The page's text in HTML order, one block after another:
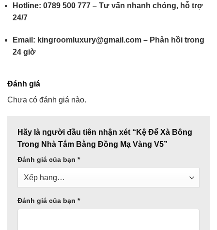
Hotline: 0789 500 777 – Tư vấn nhanh chóng, hỗ trợ
24/7
Email: kingroomluxury@gmail.com – Phản hồi trong
24 giờ
Đánh giá
Chưa có đánh giá nào.
Hãy là người đầu tiên nhận xét “Kệ Để Xà Bông
Trong Nhà Tắm Bằng Đồng Mạ Vàng V5”
Đánh giá của bạn *
Đánh giá của bạn *